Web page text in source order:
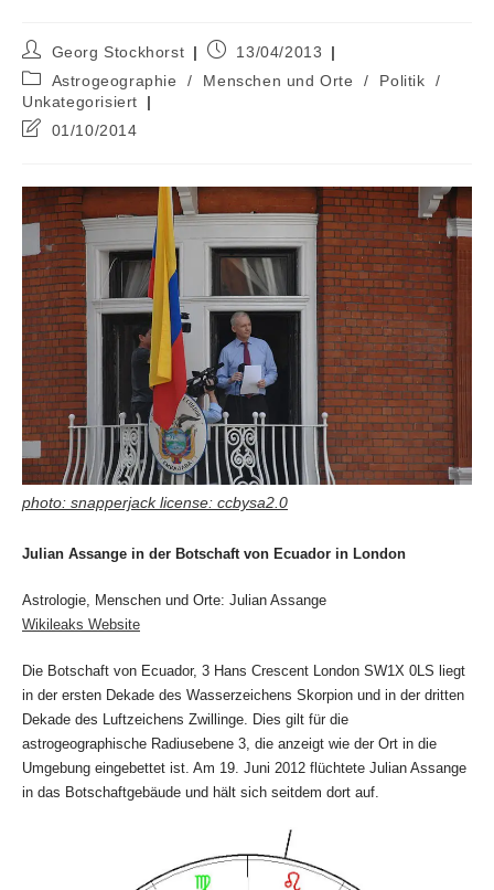
Beitrags-
Autor:
Georg Stockhorst
Beitrag13/04/2013
Beitrags-
Kategorie:
Astrogeographie / Menschen und Orte / Politik
/
Unkategorisiert
Beitrag
am:
01/10/2014
photo: snapperjack license: ccbysa2.0
Julian Assange in der Botschaft von Ecuador in London
Astrologie, Menschen und Orte: Julian Assange
Wikileaks Website
Die Botschaft von Ecuador, 3 Hans Crescent London SW1X 0LS liegt
in der ersten Dekade des Wasserzeichens Skorpion und in der dritten
Dekade des Luftzeichens Zwillinge. Dies gilt für die
astrogeographische Radiusebene 3, die anzeigt wie der Ort in die
Umgebung eingebettet ist. Am 19. Juni 2012 flüchtete Julian Assange
in das Botschaftgebäude und hält sich seitdem dort auf.